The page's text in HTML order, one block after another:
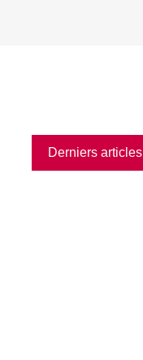
Derniers articles